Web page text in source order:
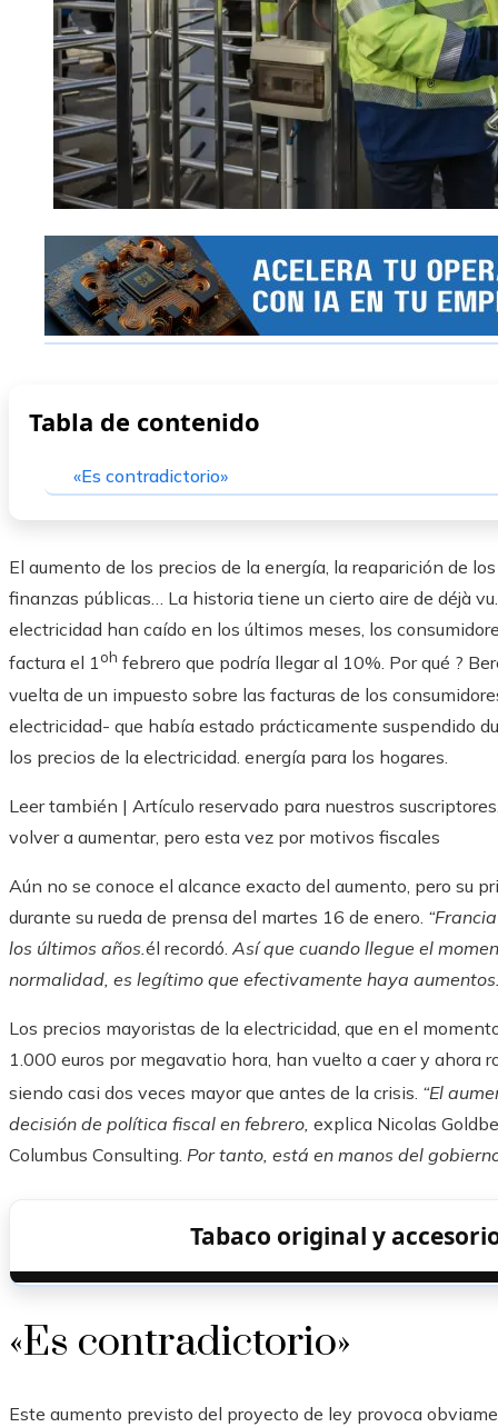
Tabla de contenido
«Es contradictorio»
El aumento de los precios de la energía, la reaparición de
finanzas públicas… La historia tiene un cierto aire de déjà
electricidad han caído en los últimos meses, los
factura el 1oh febrero que podría llegar al 10%. Por qué ?
vuelta de un impuesto sobre las facturas de los
electricidad- que había estado prácticamente suspendido
los precios de la electricidad. energía para los hogares.
Leer también | Artículo reservado para nuestros
volver a aumentar, pero esta vez por motivos fiscales
Aún no se conoce el alcance exacto del aumento, pero su
durante su rueda de prensa del martes 16 de enero.
los últimos años. él recordó. Así que cuando llegue el
normalidad, es legítimo que efectivamente haya
Los precios mayoristas de la electricidad, que en el
1.000 euros por megavatio hora, han vuelto a caer y ahora
siendo casi dos veces mayor que antes de la crisis. “El
decisión de política fiscal en febrero, explica Nicolas
Columbus Consulting. Por tanto, está en manos del
Tabaco original y
«Es contradictorio»
Este aumento previsto del proyecto de ley provoca